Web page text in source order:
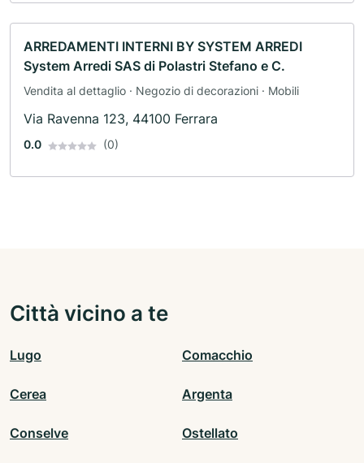
ARREDAMENTI INTERNI BY SYSTEM ARREDI
System Arredi SAS di Polastri Stefano e C.
Vendita al dettaglio · Negozio di decorazioni · Mobili
Via Ravenna 123, 44100 Ferrara
0.0 (0)
Città vicino a te
Lugo Comacchio
Cerea Argenta
Conselve Ostellato